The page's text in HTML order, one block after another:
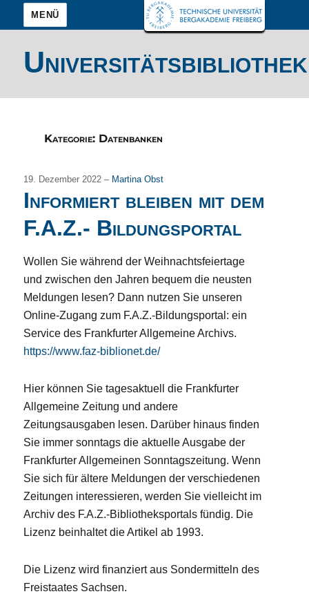
MENÜ
Universitätsbibliothek
Kategorie: Datenbanken
19. Dezember 2022 – Martina Obst
Informiert bleiben mit dem
F.A.Z.- Bildungsportal
Wollen Sie während der Weihnachtsfeiertage
und zwischen den Jahren bequem die neusten
Meldungen lesen? Dann nutzen Sie unseren
Online-Zugang zum F.A.Z.-Bildungsportal: ein
Service des Frankfurter Allgemeine Archivs.
https://www.faz-biblionet.de/
Hier können Sie tagesaktuell die Frankfurter
Allgemeine Zeitung und andere
Zeitungsausgaben lesen. Darüber hinaus finden
Sie immer sonntags die aktuelle Ausgabe der
Frankfurter Allgemeinen Sonntagszeitung. Wenn
Sie sich für ältere Meldungen der verschiedenen
Zeitungen interessieren, werden Sie vielleicht im
Archiv des F.A.Z.-Bibliotheksportals fündig. Die
Lizenz beinhaltet die Artikel ab 1993.
Die Lizenz wird finanziert aus Sondermitteln des
Freistaates Sachsen.